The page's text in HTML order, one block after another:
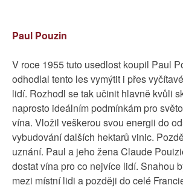
Paul Pouzin
V roce 1955 tuto usedlost koupil Paul
odhodlal tento les vymýtit i přes
lidí. Rozhodl se tak učinit hlavně kvůli
naprosto ideálním podmínkám pro
vína. Vložil veškerou svou energii do
vybudování dalších hektarů vinic.
uznání. Paul a jeho žena Claude
dostat vína pro co nejvíce lidí. Snahou
mezi místní lidi a později do celé